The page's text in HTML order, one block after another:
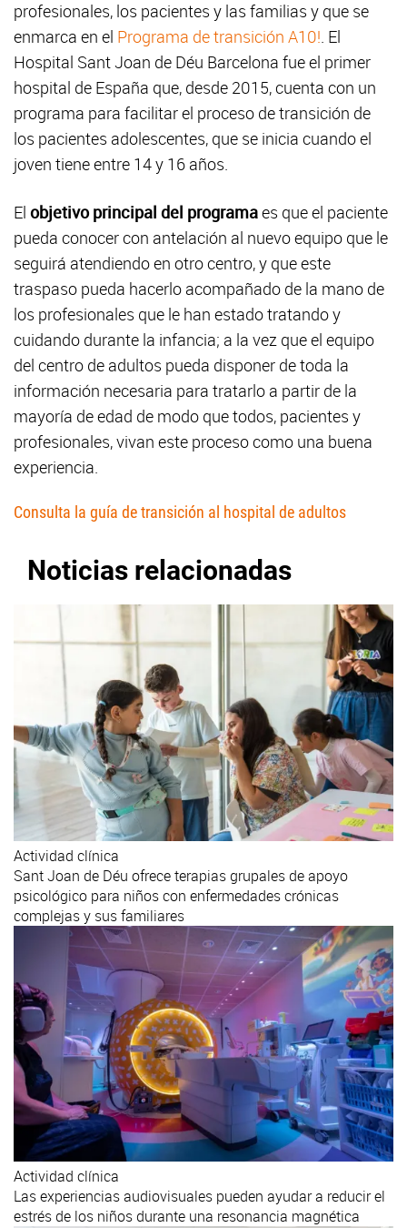
profesionales, los pacientes y las familias y que se
enmarca en el Programa de transición A10!. El
Hospital Sant Joan de Déu Barcelona fue el primer
hospital de España que, desde 2015, cuenta con un
programa para facilitar el proceso de transición de
los pacientes adolescentes, que se inicia cuando el
joven tiene entre 14 y 16 años.
El objetivo principal del programaes que el paciente
pueda conocer con antelación al nuevo equipo que le
seguirá atendiendo en otro centro, y que este
traspaso pueda hacerlo acompañado de la mano de
los profesionales que le han estado tratando y
cuidando durante la infancia; a la vez que el equipo
del centro de adultos pueda disponer de toda la
información necesaria para tratarlo a partir de la
mayoría de edad de modo que todos, pacientes y
profesionales, vivan este proceso como una buena
experiencia.
Consulta la guía de transición al hospital de adultos
Noticias relacionadas
Actividad clínica
Sant Joan de Déu ofrece terapias grupales de apoyo
psicológico para niños con enfermedades crónicas
complejas y sus familiares
Actividad clínica
Las experiencias audiovisuales pueden ayudar a reducir el
estrés de los niños durante una resonancia magnética